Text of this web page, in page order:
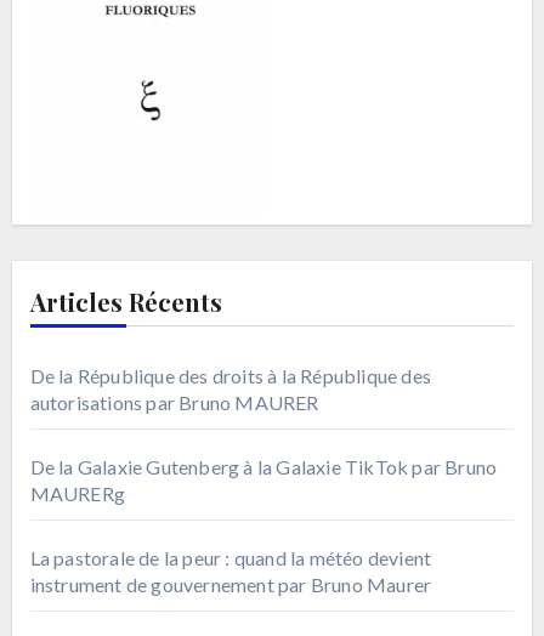
Articles Récents
De la République des droits à la République des
autorisations par Bruno MAURER
De la Galaxie Gutenberg à la Galaxie TikTok par Bruno
MAURERg
La pastorale de la peur : quand la météo devient
instrument de gouvernement par Bruno Maurer